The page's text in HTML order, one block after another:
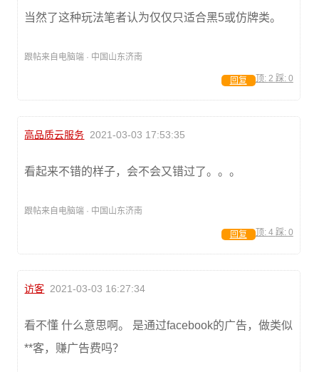
当然了这种玩法笔者认为仅仅只适合黑5或仿牌类。
跟帖来自电脑端 · 中国山东济南
顶: 2 踩: 0
回复
高品质云服务 2021-03-03 17:53:35
看起来不错的样子，会不会又错过了。。。
跟帖来自电脑端 · 中国山东济南
顶: 4 踩: 0
回复
访客 2021-03-03 16:27:34
看不懂 什么意思啊。 是通过facebook的广告，做类似
**客，赚广告费吗？